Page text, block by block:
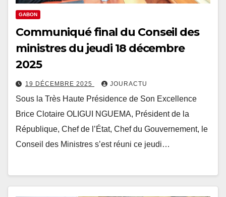
GABON
Communiqué final du Conseil des
ministres du jeudi 18 décembre
2025
19 DÉCEMBRE 2025 JOURACTU
Sous la Très Haute Présidence de Son Excellence
Brice Clotaire OLIGUI NGUEMA, Président de la
République, Chef de l’État, Chef du Gouvernement, le
Conseil des Ministres s’est réuni ce jeudi…